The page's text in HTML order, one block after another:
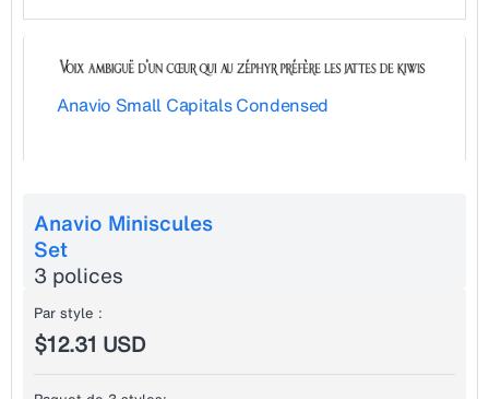
Anavio Small Capitals Condensed
Anavio Miniscules
Set
3 polices
Par style :
$12.31 USD